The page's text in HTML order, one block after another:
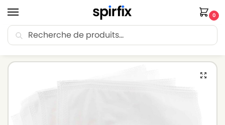
0
🚚 Livraison Point Relais offerte dès 30€ d’achat.